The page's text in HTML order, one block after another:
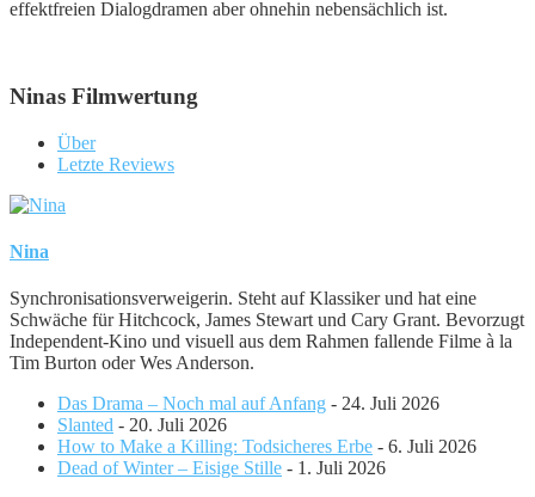
effektfreien Dialogdramen aber ohnehin nebensächlich ist.
Ninas Filmwertung
Über
Letzte Reviews
Nina
Synchronisationsverweigerin. Steht auf Klassiker und hat eine
Schwäche für Hitchcock, James Stewart und Cary Grant. Bevorzugt
Independent-Kino und visuell aus dem Rahmen fallende Filme à la
Tim Burton oder Wes Anderson.
Das Drama – Noch mal auf Anfang - 24. Juli 2026
Slanted - 20. Juli 2026
How to Make a Killing: Todsicheres Erbe - 6. Juli 2026
Dead of Winter – Eisige Stille - 1. Juli 2026